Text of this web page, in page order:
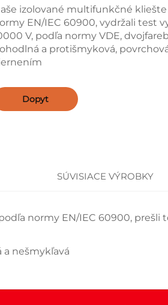
izolované multifunkčné
EN/IEC 60900, vydržali test
V, podľa normy VDE,
a protišmyková,
Dopyt
SÚVISIACE VÝROBKY
normy EN/IEC 60900, prešli
nešmykľavá